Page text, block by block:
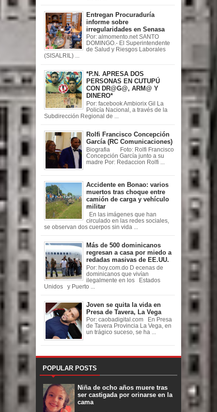
Entregan Procuraduría
informe sobre
irregularidades en Senasa
Por: almomento.net SANTO
DOMINGO.- El Superintendente
de Salud y Riesgos Laborales
(SISALRIL) ...
*P.N. APRESA DOS
PERSONAS EN CUTUPÚ
CON DR@G@, ARM@ Y
DINERO*
Por: facebook Ambiorix Gil La
Policía Nacional, a través de la
Subdirección Regional de ...
Rolfi Francisco Concepción
García (RC Comunicaciones)
Biografia Foto: Rolfi Francisco
Concepción García junto a su
madre Por: Redaccion Rolfi ...
Accidente en Bonao: varios
muertos tras choque entre
camión de carga y vehículo
militar
En las imágenes que han
circulado en las redes sociales,
se observan dos cuerpos sin vida ...
Más de 500 dominicanos
regresan a casa por miedo a
redadas masivas de EE.UU.
Por: hoy.com.do D ecenas de
dominicanos que vivían
ilegalmente en los Estados
Unidos y Puerto ...
Joven se quita la vida en
Presa de Tavera, La Vega
Por: caobadigital.com En Presa
de Tavera Provincia La Vega, en
un trágico suceso, se ha ...
POPULAR POSTS
Niña de ocho años muere tras
ser castigada por orinarse en la
cama